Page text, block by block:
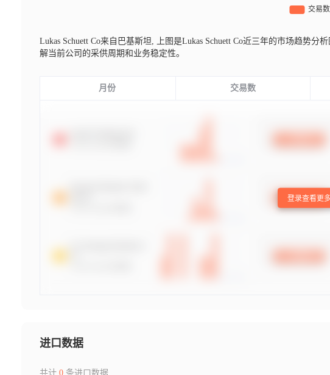
Lukas Schuett Co来自巴基斯坦,
上图是Lukas Schuett Co近三年的市场趋势
解当前公司的采供周期和业务稳定性。
月份 交易数
登录查看更多
进口数据
共计 0条进口数据